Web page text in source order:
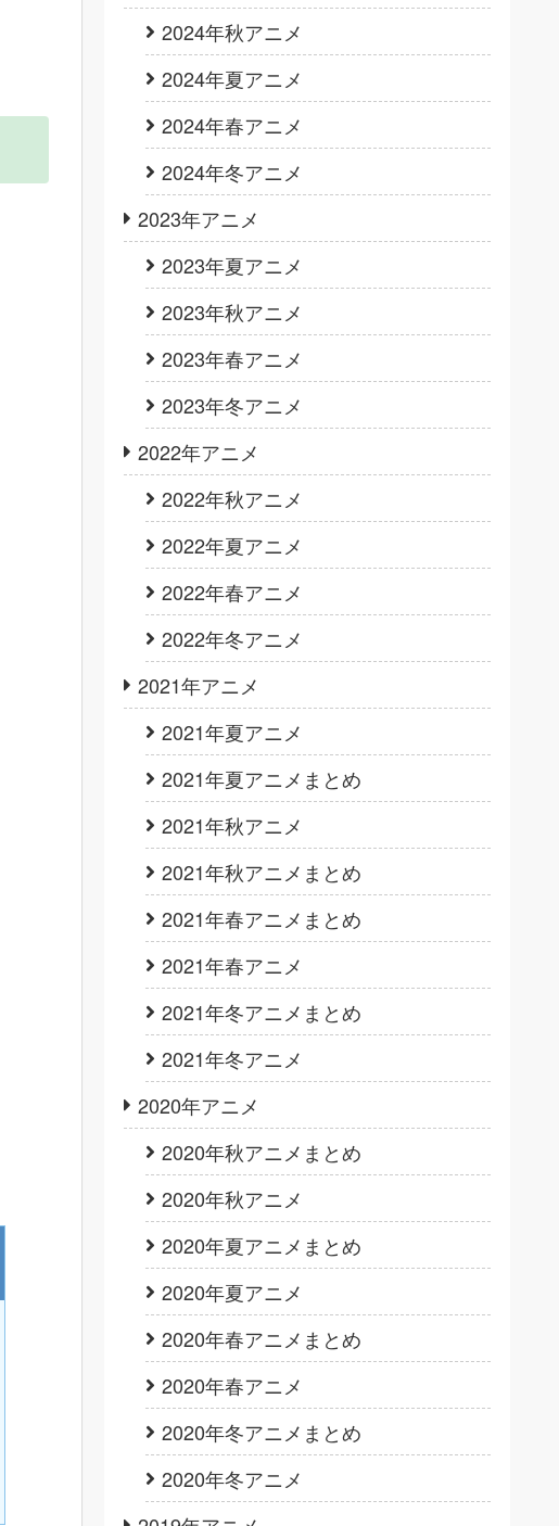
2024年秋アニメ
2024年夏アニメ
2024年春アニメ
2024年冬アニメ
2023年アニメ
2023年夏アニメ
2023年秋アニメ
2023年春アニメ
2023年冬アニメ
2022年アニメ
2022年秋アニメ
2022年夏アニメ
2022年春アニメ
2022年冬アニメ
2021年アニメ
2021年夏アニメ
2021年夏アニメまとめ
2021年秋アニメ
2021年秋アニメまとめ
2021年春アニメまとめ
2021年春アニメ
2021年冬アニメまとめ
2021年冬アニメ
2020年アニメ
2020年秋アニメまとめ
2020年秋アニメ
2020年夏アニメまとめ
2020年夏アニメ
2020年春アニメまとめ
2020年春アニメ
2020年冬アニメまとめ
2020年冬アニメ